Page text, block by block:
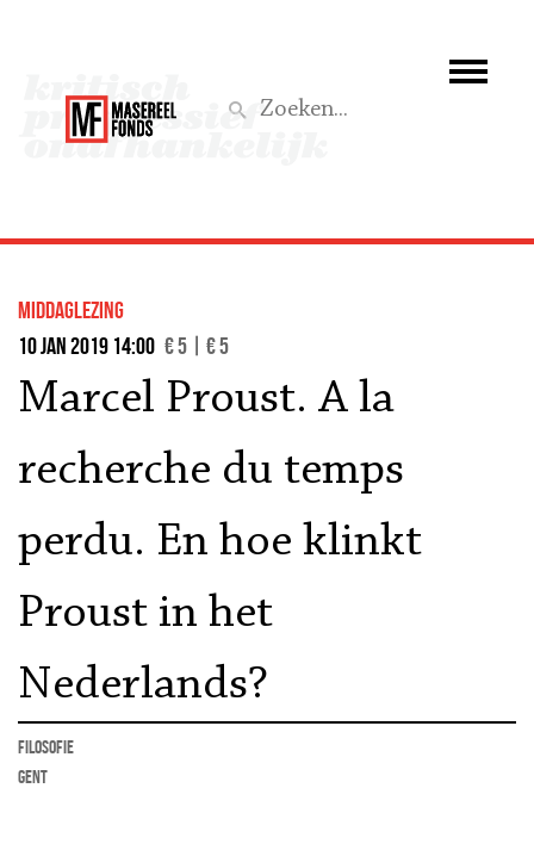
Wat we doen
Steun ons
Aktief
middaglezing
10 jan 2019 14:00 € 5 | € 5
Marcel Proust. A la
recherche du temps
perdu. En hoe klinkt
Proust in het
Nederlands?
filosofie
Gent